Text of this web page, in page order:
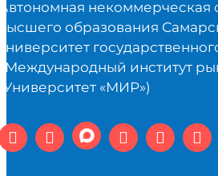
некоммерческая
образования
институт
«МИР»)